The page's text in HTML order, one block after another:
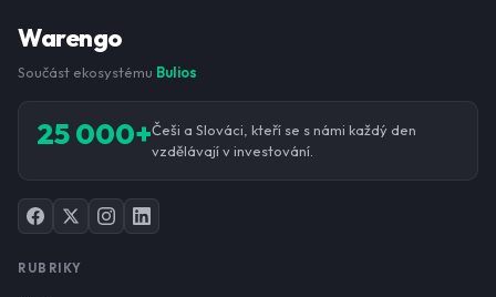
Warengo
Součást ekosystému Bulios
25 000+Češi a Slováci, kteří se s námi každý den
vzdělávají v investování.
RUBRIKY